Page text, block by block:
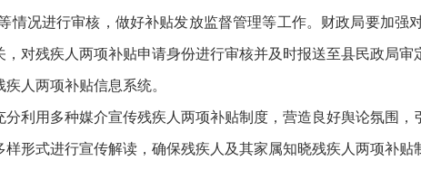
情况进行审核，做好补贴发放监督管理等工作。财政局要加
对残疾人两项补贴申请身份进行审核并及时报送至县民政局
人两项补贴信息系统。
分利用多种媒介宣传残疾人两项补贴制度，营造良好舆论氛围
形式进行宣传解读，确保残疾人及其家属知晓残疾人两项补